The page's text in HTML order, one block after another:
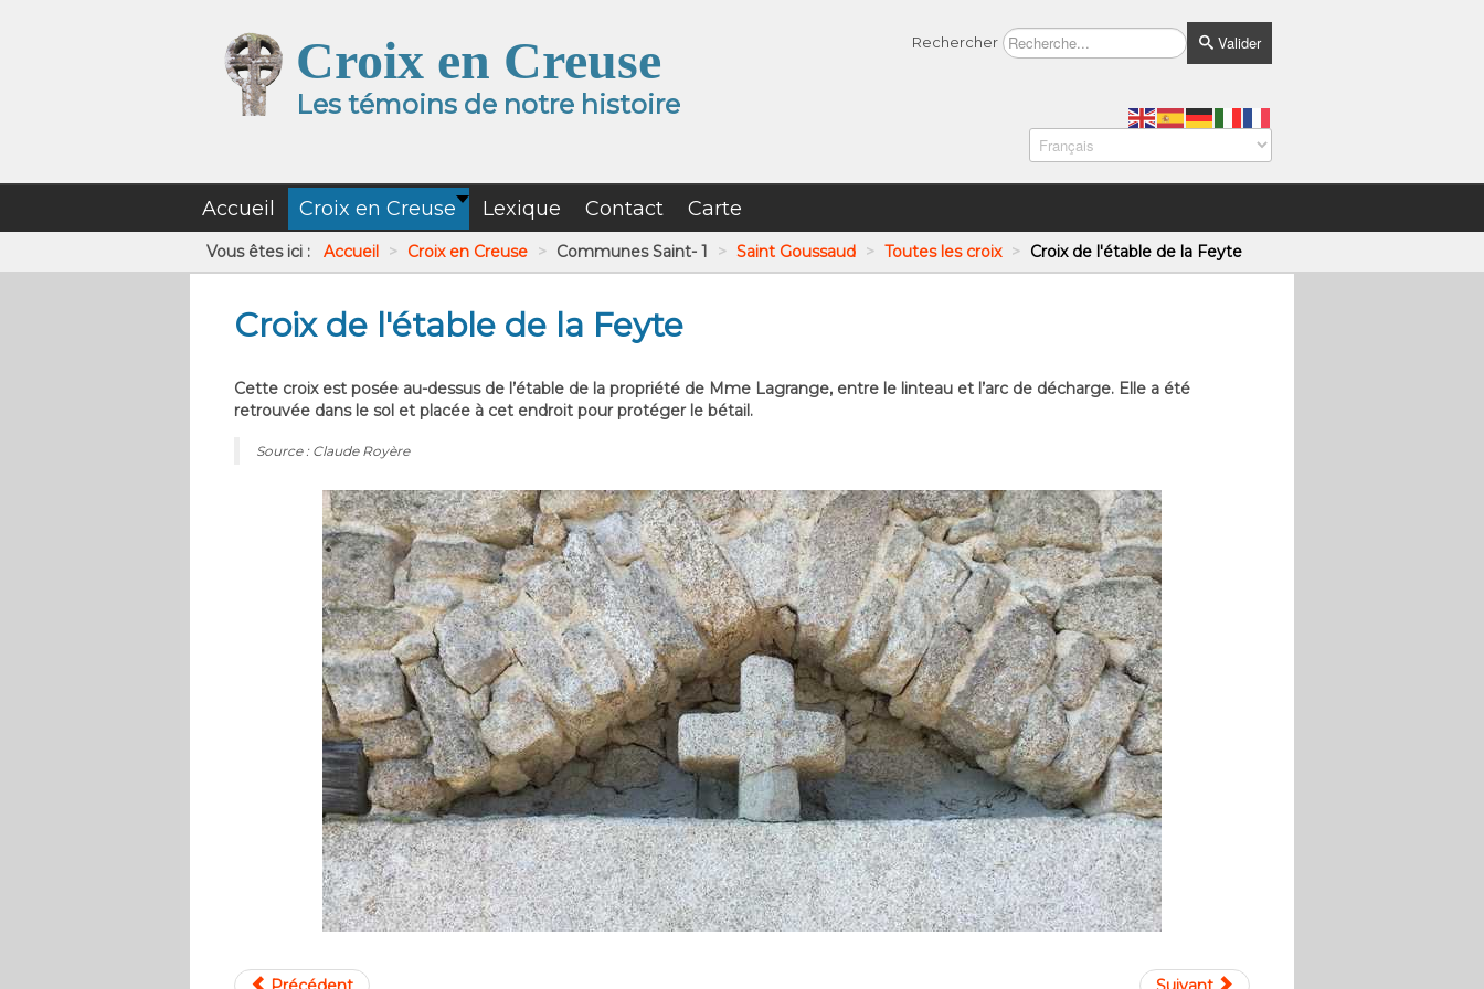
Croix en Creuse
Les témoins de notre histoire
Rechercher Valider
Accueil Croix en Creuse Lexique Contact Carte
Vous êtes ici : Accueil > Croix en Creuse > Communes Saint- 1 > Saint Goussaud > Toutes les croix > Croix de l'étable de la Feyte
Croix de l'étable de la Feyte
Cette croix est posée au-dessus de l’étable de la propriété de Mme Lagrange, entre le linteau et l’arc de décharge. Elle a été
retrouvée dans le sol et placée à cet endroit pour protéger le bétail.
Source : Claude Royère